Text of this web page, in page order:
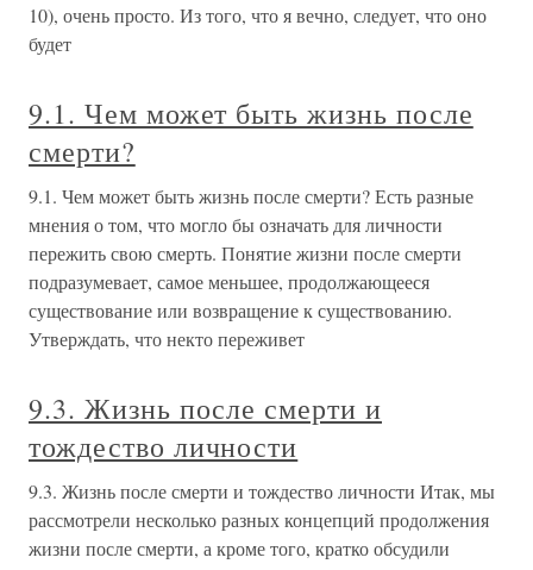
10), очень просто. Из того, что я вечно, следует, что оно
будет
9.1. Чем может быть жизнь после
смерти?
9.1. Чем может быть жизнь после смерти? Есть разные
мнения о том, что могло бы означать для личности
пережить свою смерть. Понятие жизни после смерти
подразумевает, самое меньшее, продолжающееся
существование или возвращение к существованию.
Утверждать, что некто переживет
9.3. Жизнь после смерти и
тождество личности
9.3. Жизнь после смерти и тождество личности Итак, мы
рассмотрели несколько разных концепций продолжения
жизни после смерти, а кроме того, кратко обсудили